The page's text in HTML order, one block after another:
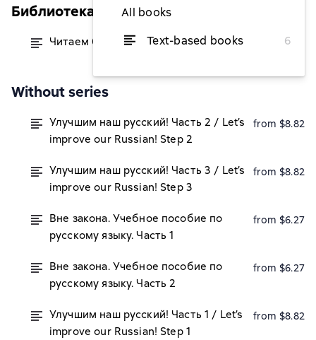
All books
Text-based books
6
Библиотека Златоуста
Читаем без проблем. Часть 1 from $3.65
Without series
Улучшим наш русский! Часть 2 / Let’s
improve our Russian! Step 2
from $8.82
Улучшим наш русский! Часть 3 / Let’s
improve our Russian! Step 3
from $8.82
Вне закона. Учебное пособие по
русскому языку. Часть 1
from $6.27
Вне закона. Учебное пособие по
русскому языку. Часть 2
from $6.27
Улучшим наш русский! Часть 1 / Let’s
improve our Russian! Step 1
from $8.82